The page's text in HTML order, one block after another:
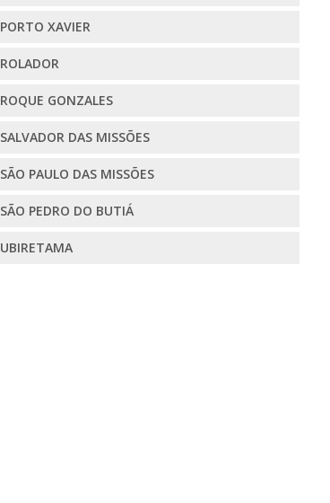
PORTO XAVIER
ROLADOR
ROQUE GONZALES
SALVADOR DAS MISSÕES
SÃO PAULO DAS MISSÕES
SÃO PEDRO DO BUTIÁ
UBIRETAMA